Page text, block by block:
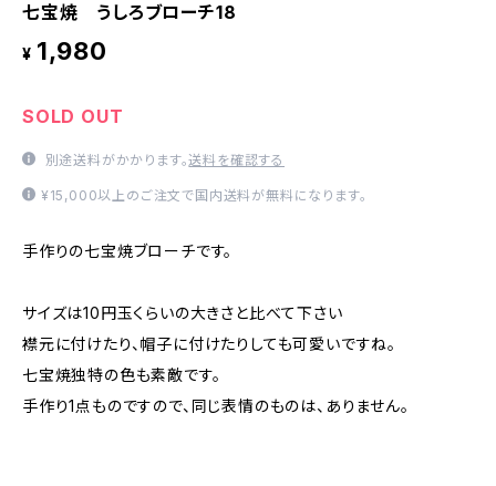
七宝焼 うしろブローチ18
¥ 1,980
SOLD OUT
別途送料がかかります。送料を確認する
¥15,000以上のご注文で国内送料が無料になります。
手作りの七宝焼ブローチです。
サイズは10円玉くらいの大きさと比べて下さい
襟元に付けたり、帽子に付けたりしても可愛いですね。
七宝焼独特の色も素敵です。
手作り1点ものですので、同じ表情のものは、ありません。